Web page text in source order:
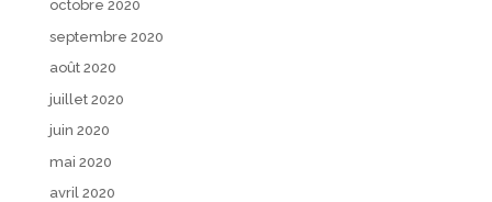
octobre 2020
septembre 2020
août 2020
juillet 2020
juin 2020
mai 2020
avril 2020